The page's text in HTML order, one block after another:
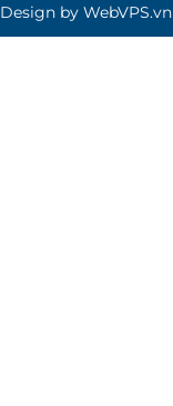
Design by WebVPS.vn